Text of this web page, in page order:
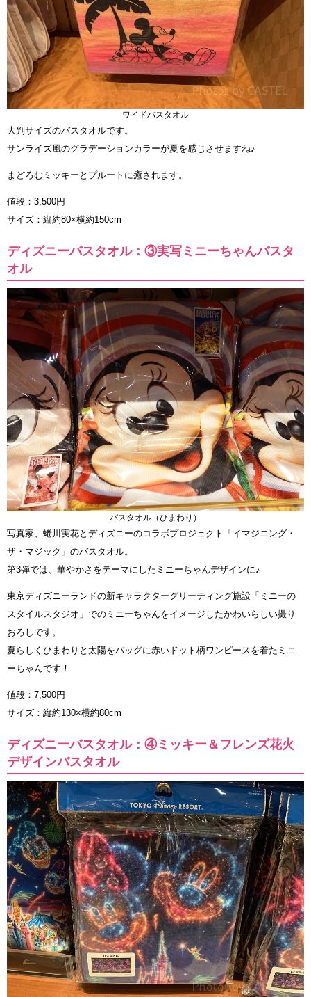
ワイドバスタオル
大判サイズのバスタオルです。
サンライズ風のグラデーションカラーが夏を感じさせますね♪
まどろむミッキーとプルートに癒されます。
値段：3,500円
サイズ：縦約80×横約150cm
ディズニーバスタオル：③実写ミニーちゃんバスタ
オル
バスタオル（ひまわり）
写真家、蜷川実花とディズニーのコラボプロジェクト「イマジニング・
ザ・マジック」のバスタオル。
第3弾では、華やかさをテーマにしたミニーちゃんデザインに♪
東京ディズニーランドの新キャラクターグリーティング施設「ミニーの
スタイルスタジオ」でのミニーちゃんをイメージしたかわいらしい撮り
おろしです。
夏らしくひまわりと太陽をバッグに赤いドット柄ワンピースを着たミニ
ーちゃんです！
値段：7,500円
サイズ：縦約130×横約80cm
ディズニーバスタオル：④ミッキー＆フレンズ花火
デザインバスタオル